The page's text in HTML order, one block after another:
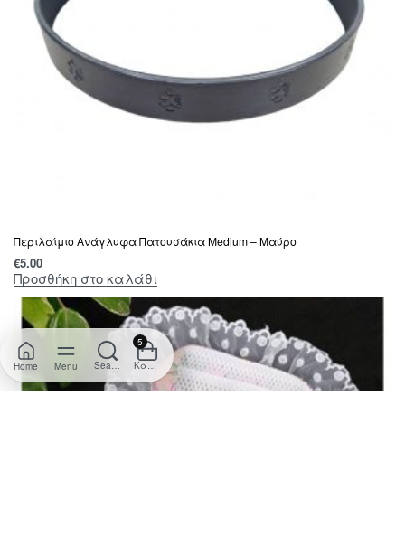
Περιλαίμιο Ανάγλυφα Πατουσάκια Medium – Μαύρο
€5.00
Προσθήκη στο καλάθι
Home Menu Search
5
Καλάθι